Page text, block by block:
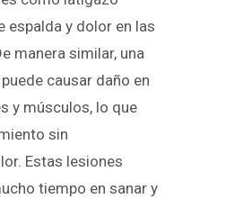
espalda y dolor en las
manera similar, una
causar daño en
y músculos, lo que
sin
Estas lesiones
tiempo en sanar y